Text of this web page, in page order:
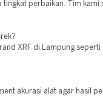
tingkat perbaikan. Tim kami
XRF di Lampung seperti
akurasi alat agar hasil